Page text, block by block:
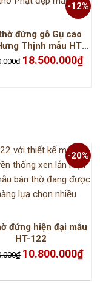
-12%
đứng gỗ Gụ cao
Thịnh mẫu HT-
1228
₫ Giá
gốc
18.500.000₫Giá
hiện
-20%
đứng hiện đại mẫu
HT-122
₫ Giá
gốc
10.800.000₫Giá
hiện